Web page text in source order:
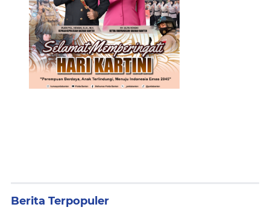
Berita Terpopuler